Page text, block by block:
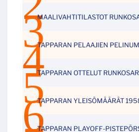
MAALIVAHTITILASTOT
TAPPARAN PELAAJIEN
TAPPARAN OTTELUT
TAPPARAN YLEISÖMÄÄRÄT
TAPPARAN PLAYOFF-